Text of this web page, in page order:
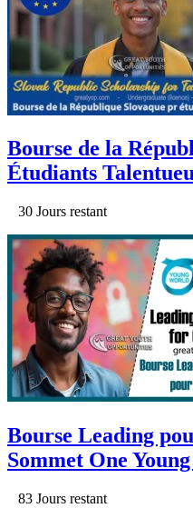
Bourse de la
Étudiants
30 Jours restant
Bourse Leading
Sommet One
83 Jours restant